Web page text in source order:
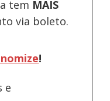
tem MAIS
via boleto.
!
e